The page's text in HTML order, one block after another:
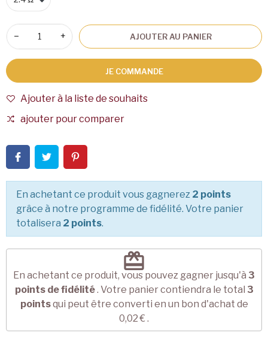
− + AJOUTER AU PANIER
JE COMMANDE
Ajouter à la liste de souhaits
ajouter pour comparer
En achetant ce produit vous gagnerez 2 points
grâce à notre programme de fidélité. Votre panier
totalisera 2 points.
redeem
En achetant ce produit, vous pouvez gagner jusqu'à 3
points de fidélité. Votre panier contiendra le total 3
pointsqui peut être converti en un bon d'achat de
0,02 € .